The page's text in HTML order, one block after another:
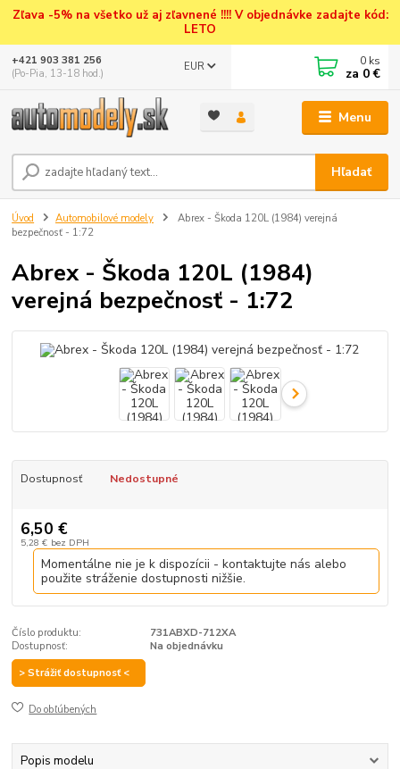
Zľava -5% na všetko už aj zľavnené !!!! V objednávke zadajte kód:
LETO
Menu
EUR
Hľadať
+421 903 381 256
(Po-Pia, 13-18 hod.)
0 ks
za 0 €
Úvod Automobilové modely
Abrex - Škoda 120L (1984) verejná
bezpečnosť - 1:72
Abrex - Škoda 120L (1984)
verejná bezpečnosť - 1:72
Dostupnosť Nedostupné
6,50 €
5,28 € bez DPH
Momentálne nie je k dispozícii - kontaktujte nás alebo
použite stráženie dostupnosti nižšie.
Číslo produktu:
731ABXD-712XA
Dostupnosť:
Na objednávku
> Strážiť dostupnosť <
Do obľúbených
Popis modelu